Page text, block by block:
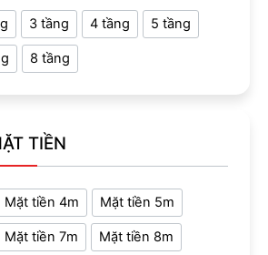
3 tầng 4 tầng 5 tầng
8 tầng
TIỀN
Mặt tiền 4m Mặt tiền 5m
Mặt tiền 7m Mặt tiền 8m